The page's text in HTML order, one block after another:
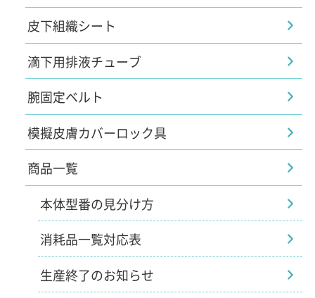
皮下組織シート
滴下用排液チューブ
腕固定ベルト
模擬皮膚カバーロック具
商品一覧
本体型番の見分け方
消耗品一覧対応表
生産終了のお知らせ